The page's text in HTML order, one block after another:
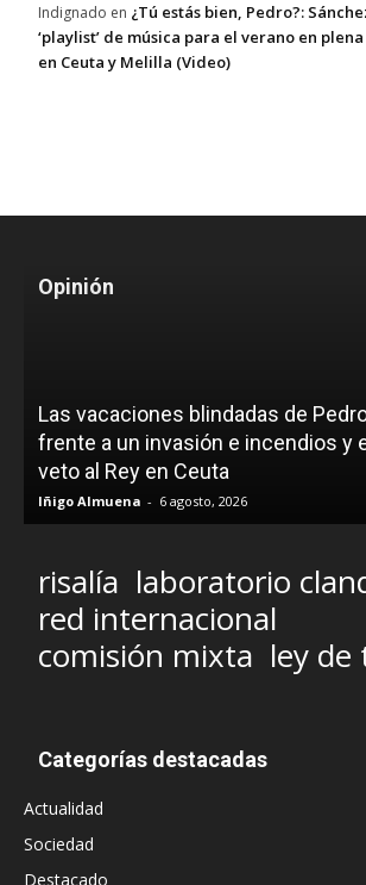
Indignado en ¿Tú estás bien, Pedro?:
‘playlist’ de música para el verano en
en Ceuta y Melilla (Video)
Opinión
Las vacaciones blindadas de
frente a un invasión e incendios y
veto al Rey en Ceuta
Iñigo Almuena - 6 agosto, 2026
risalía laboratorio
red internacional
comisión mixta ley de
Categorías destacadas
Actualidad
Sociedad
Destacado